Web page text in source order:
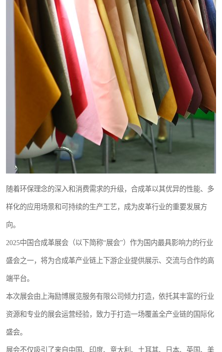
随着环保理念的深入和消费需求的升级，合成革以其优异的性能、多
样化的应用场景和可持续的生产工艺，成为皮革行业的重要发展方
向。
2025中国合成革展会（以下简称“展会”）作为国内最具影响力的行业
盛会之一，将为合成革产业链上下游企业提供展示、交流与合作的高
端平台。
本次展会由上海励博展览服务有限公司倾力打造，依托其丰富的行业
资源和专业的展会运营经验，致力于打造一场覆盖全产业链的国际化
盛会。
展会不仅吸引了来自中国、印度、意大利、土耳其、日本、英国、美